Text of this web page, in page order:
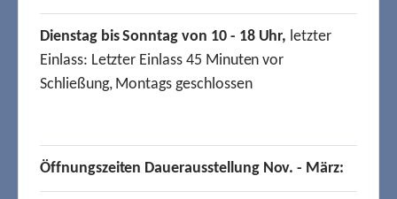
Dienstag bis Sonntag von 10 - 18 Uhr, letzter
Einlass: Letzter Einlass 45 Minuten vor
Schließung, Montags geschlossen
Öffnungszeiten Dauerausstellung Nov. - März: